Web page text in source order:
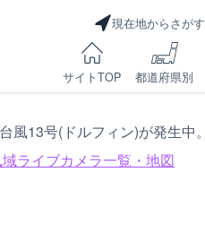
現在地からさがす
サイトTOP 都道府県別
風13号(ドルフィン)が発生中。
ライブカメラ一覧・地図